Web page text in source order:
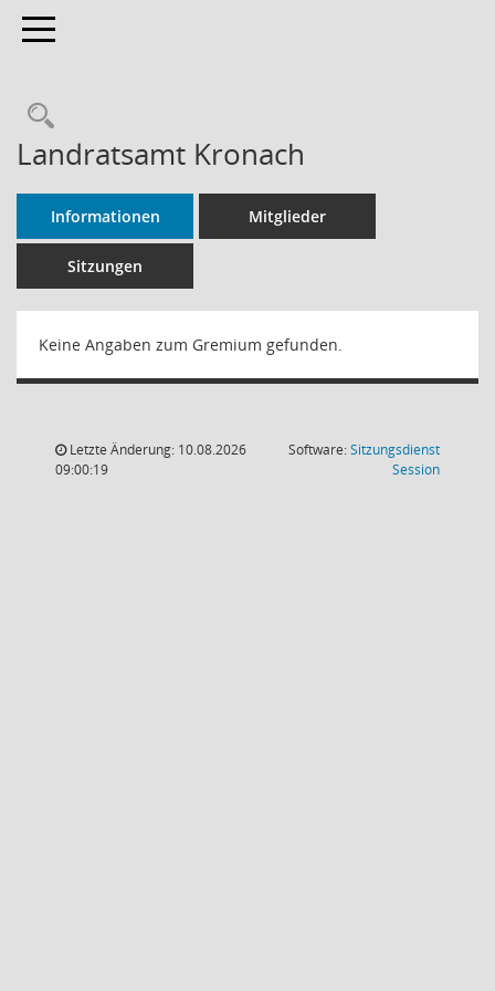
Toggle navigation
Rechercheauswahl
Landratsamt Kronach
Informationen Mitglieder
Sitzungen
Keine Angaben zum Gremium gefunden.
Letzte Änderung: 10.08.2026
09:00:19
Software:Sitzungsdienst
Session(Wird in